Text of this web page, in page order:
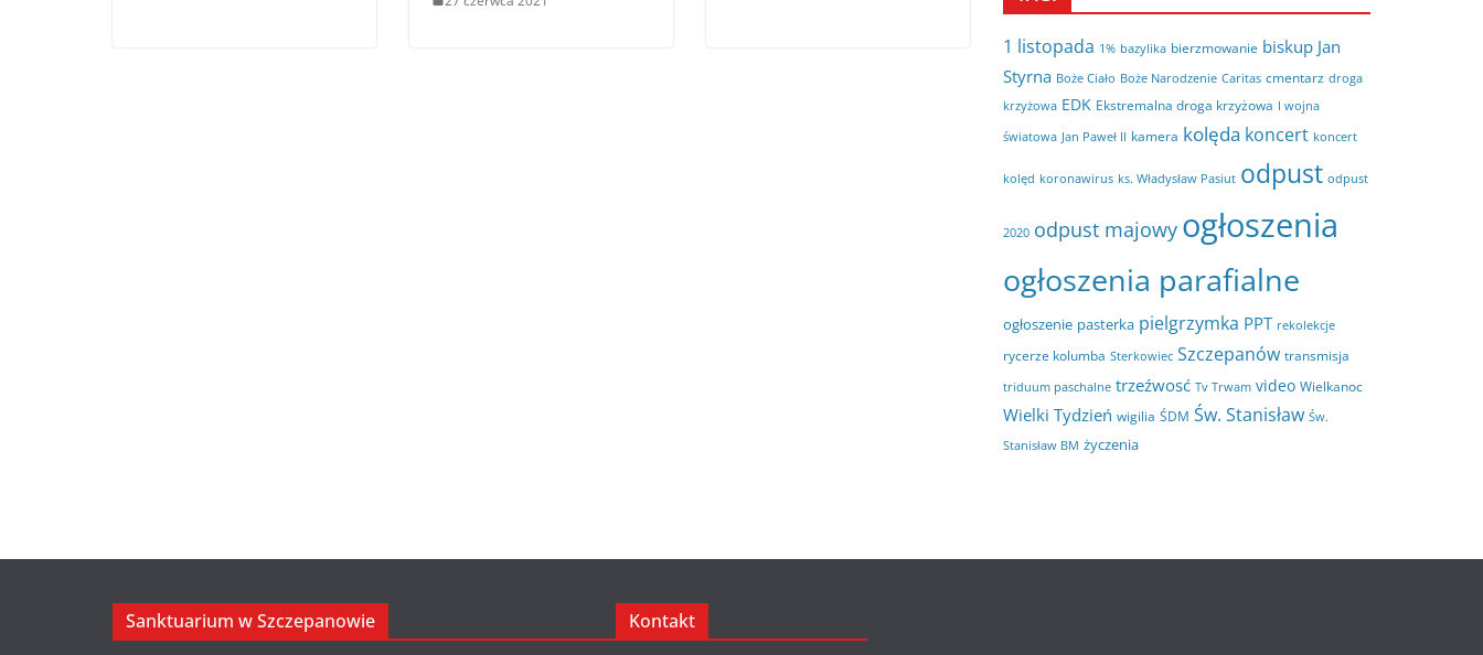
w
a
1 listopada 1% bazylika bierzmowanie biskup Jan
Styrna Boże Ciało Boże Narodzenie Caritas cmentarz droga
krzyżowa EDK Ekstremalna droga krzyżowa I wojna
światowa Jan Paweł II kamera kolęda koncert koncert
kolęd koronawirus ks. Władysław Pasiut odpust odpust
2020 odpust majowy ogłoszenia
ogłoszenia parafialne
ogłoszenie pasterka pielgrzymka PPT rekolekcje
rycerze kolumba Sterkowiec Szczepanów transmisja
triduum paschalne trzeźwosć Tv Trwam video Wielkanoc
Wielki Tydzień wigilia ŚDM Św. Stanisław Św.
Stanisław BM życzenia
Sanktuarium w Szczepanowie Kontakt